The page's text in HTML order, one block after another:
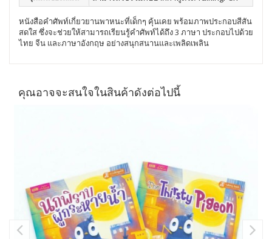
หนังสือคำศัพท์เกี่ยวยานพาหนะที่เด็กๆ คุ้นเคย พร้อมภาพประกอบสีสัน
สดใส ซึ่งจะช่วยให้สามารถเรียนรู้คำศัพท์ได้ถึง 3 ภาษา ประกอบไปด้วย
ไทย จีน และภาษาอังกฤษ อย่างสนุกสนานและเพลิดเพลิน
คุณอาจจะสนใจในสินค้าดังต่อไปนี้